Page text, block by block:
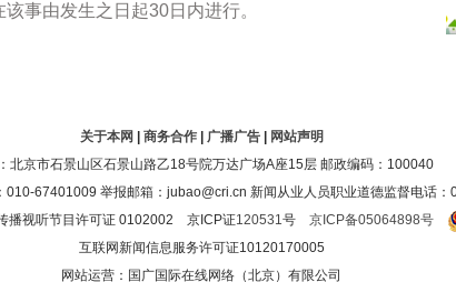
事由发生之日起30日内进行。
关于本网 商务合作| 广播广告|
网站声明
北京市石景山区石景山路乙18号院万达广场A座15层 邮政编码：100040
67401009 举报邮箱：jubao@cri.cn 新闻从业人员职业道德监督电话
播视听节目许可证 0102002 京ICP证120531号 京ICP备05064898号
互联网新闻信息服务许可证10120170005
网站运营：国广国际在线网络（北京）有限公司